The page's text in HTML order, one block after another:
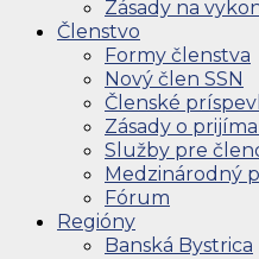
Zásady na
Členstvo
Formy členstva
Nový člen SSN
Členské
Zásady o
Služby pre
Medzinárodný
Fórum
Regióny
Banská Bystrica